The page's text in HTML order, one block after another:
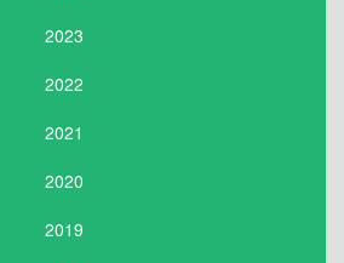
2023
2022
2021
2020
2019